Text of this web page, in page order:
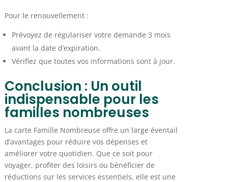
Pour le renouvellement :
Prévoyez de régulariser votre demande 3 mois
avant la date d’expiration.
Vérifiez que toutes vos informations sont à jour.
Conclusion : Un outil
indispensable pour les
familles nombreuses
La carte Famille Nombreuse offre un large éventail
d’avantages pour réduire vos dépenses et
améliorer votre quotidien. Que ce soit pour
voyager, profiter des loisirs ou bénéficier de
réductions sur les services essentiels, elle est une